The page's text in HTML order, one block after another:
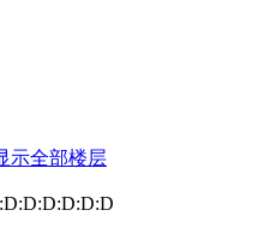
示全部楼层